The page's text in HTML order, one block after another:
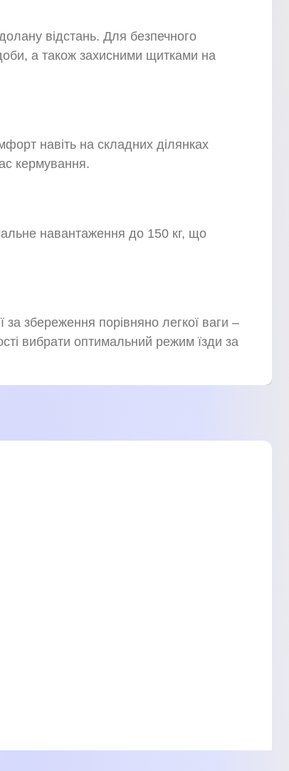
відстань. Для безпечного
а також захисними щитками на
навіть на складних ділянках
кермування.
навантаження до 150 кг, що
за збереження порівняно легкої ваги –
вибрати оптимальний режим їзди за